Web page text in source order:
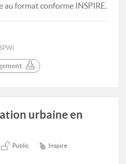
au format conforme INSPIRE.
urbaine en
Public Inspire